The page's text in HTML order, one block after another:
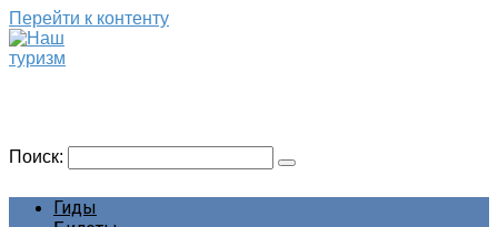
Перейти к контенту
Поиск:
Гиды